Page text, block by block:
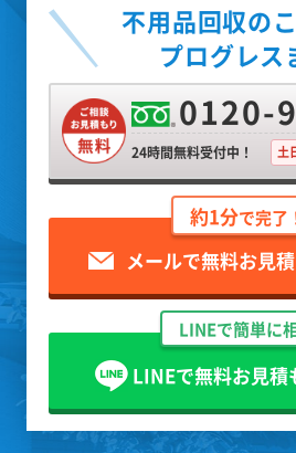
不用品回収の
プログレス
0120-
24時間無料受付中！ 土
約1分で完了
メールで無料お見
LINEで簡単に
LINEで無料お見積